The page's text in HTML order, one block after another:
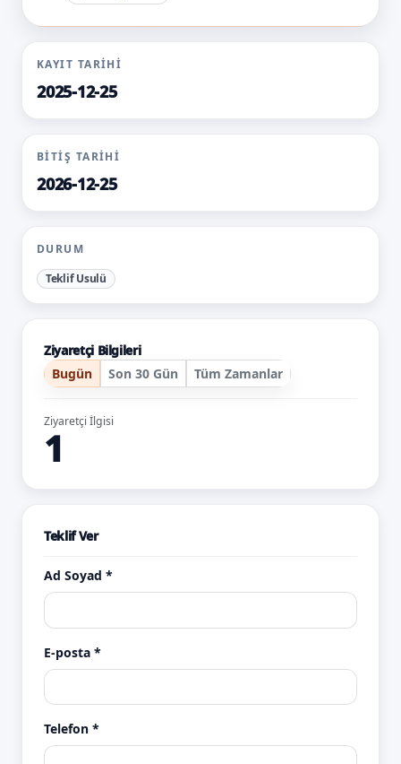
KAYIT TARIHI
2025-12-25
BITIŞ TARIHI
2026-12-25
DURUM
Teklif Usulü
Ziyaretçi Bilgileri
Bugün
Son 30 Gün Tüm Zamanlar
Ziyaretçi İlgisi
1
Teklif Ver
Ad Soyad *
E-posta *
Telefon *